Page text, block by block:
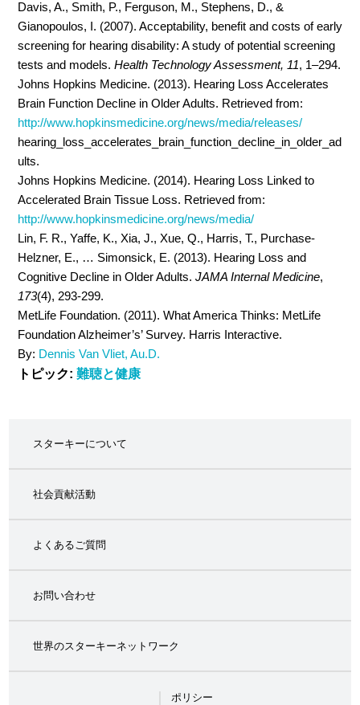
Davis, A., Smith, P., Ferguson, M., Stephens, D., &
Gianopoulos, I. (2007). Acceptability, benefit and costs of early
screening for hearing disability: A study of potential screening
tests and models. Health Technology Assessment, 11, 1–294.
Johns Hopkins Medicine. (2013). Hearing Loss Accelerates
Brain Function Decline in Older Adults. Retrieved from:
http://www.hopkinsmedicine.org/news/media/releases/
hearing_loss_accelerates_brain_function_decline_in_older_ad
ults.
Johns Hopkins Medicine. (2014). Hearing Loss Linked to
Accelerated Brain Tissue Loss. Retrieved from:
http://www.hopkinsmedicine.org/news/media/
Lin, F. R., Yaffe, K., Xia, J., Xue, Q., Harris, T., Purchase-
Helzner, E., … Simonsick, E. (2013). Hearing Loss and
Cognitive Decline in Older Adults. JAMA Internal Medicine,
173(4), 293-299.
MetLife Foundation. (2011). What America Thinks: MetLife
Foundation Alzheimer’s’ Survey. Harris Interactive.
By: Dennis Van Vliet, Au.D.
トピック: 難聴と健康
スターキーについて
社会貢献活動
よくあるご質問
お問い合わせ
世界のスターキーネットワーク
ポリシー